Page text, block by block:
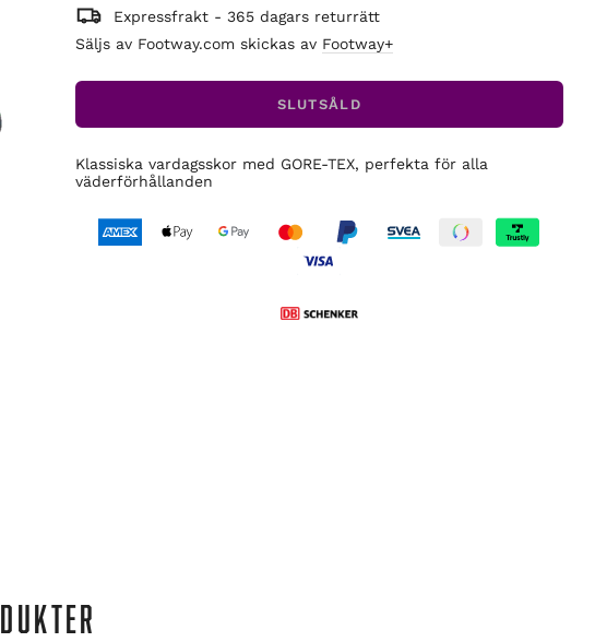
Expressfrakt - 365 dagars returrätt
Säljs av Footway.com skickas av Footway+
SLUTSÅLD
Klassiska vardagsskor med GORE-TEX, perfekta för alla
väderförhållanden